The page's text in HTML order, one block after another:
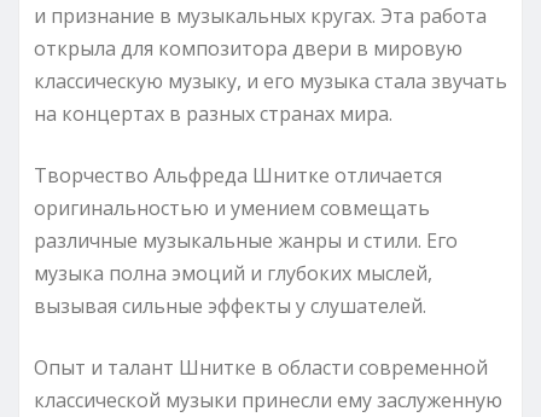
и признание в музыкальных кругах. Эта работа
открыла для композитора двери в мировую
классическую музыку, и его музыка стала звучать
на концертах в разных странах мира.
Творчество Альфреда Шнитке отличается
оригинальностью и умением совмещать
различные музыкальные жанры и стили. Его
музыка полна эмоций и глубоких мыслей,
вызывая сильные эффекты у слушателей.
Опыт и талант Шнитке в области современной
классической музыки принесли ему заслуженную